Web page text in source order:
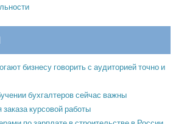
бизнесу говорить с аудиторией точно и
бухгалтеров сейчас важны
курсовой работы